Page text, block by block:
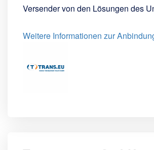
Versender von den Lösungen des
Weitere Informationen zur